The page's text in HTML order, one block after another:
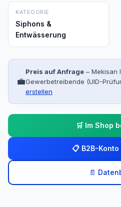
KATEGORIE
Siphons &
Entwässerung
💼
Preis auf Anfrage – Mekisan
Gewerbetreibende (UID-
erstellen
🛒 Im Shop
📋 B2B-
📄